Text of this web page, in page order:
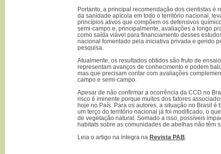
Portanto, a principal recomendação dos cientistas é
da sanidade apícola em todo o território nacional,
princípios ativos que compõem os defensivos
semi-campo e, principalmente, avaliações a longo
como saída viável para financiamento desses
nacional fomentado pela iniciativa privada e gerido
pesquisa.
Atualmente, os resultados obtidos são fruto de
representam avanços de conhecimento e podem
mas que precisam contar com avaliações
campo e semi-campo.
Apesar de não confirmar a ocorrência da CCD no
risco é iminente porque muitos dos fatores
hoje no País. Para os autores, a situação no Brasil é
um terço do território nacional já foi modificado, o
de vegetação natural. Somado a isso, possíveis
habitats sobre as comunidades de abelhas não têm
Leia o artigo na íntegra na Revista PAB